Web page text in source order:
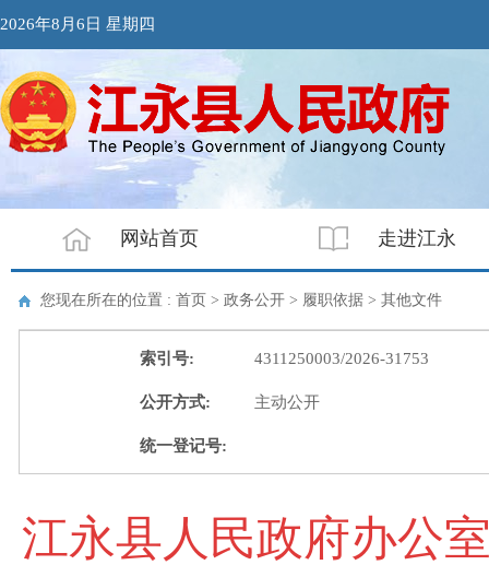
2026年8月6日 星期四
网站首页 走进江永
您现在所在的位置 : 首页 > 政务公开 > 履职依据 > 其他文件
索引号: 4311250003/2026-31753
公开方式: 主动公开
统一登记号:
江永县人民政府办公